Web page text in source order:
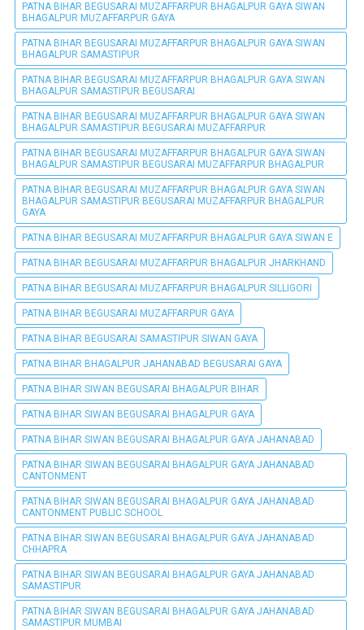
PATNA BIHAR BEGUSARAI MUZAFFARPUR BHAGALPUR GAYA SIWAN
BHAGALPUR MUZAFFARPUR GAYA
PATNA BIHAR BEGUSARAI MUZAFFARPUR BHAGALPUR GAYA SIWAN
BHAGALPUR SAMASTIPUR
PATNA BIHAR BEGUSARAI MUZAFFARPUR BHAGALPUR GAYA SIWAN
BHAGALPUR SAMASTIPUR BEGUSARAI
PATNA BIHAR BEGUSARAI MUZAFFARPUR BHAGALPUR GAYA SIWAN
BHAGALPUR SAMASTIPUR BEGUSARAI MUZAFFARPUR
PATNA BIHAR BEGUSARAI MUZAFFARPUR BHAGALPUR GAYA SIWAN
BHAGALPUR SAMASTIPUR BEGUSARAI MUZAFFARPUR BHAGALPUR
PATNA BIHAR BEGUSARAI MUZAFFARPUR BHAGALPUR GAYA SIWAN
BHAGALPUR SAMASTIPUR BEGUSARAI MUZAFFARPUR BHAGALPUR
GAYA
PATNA BIHAR BEGUSARAI MUZAFFARPUR BHAGALPUR GAYA SIWAN E
PATNA BIHAR BEGUSARAI MUZAFFARPUR BHAGALPUR JHARKHAND
PATNA BIHAR BEGUSARAI MUZAFFARPUR BHAGALPUR SILLIGORI
PATNA BIHAR BEGUSARAI MUZAFFARPUR GAYA
PATNA BIHAR BEGUSARAI SAMASTIPUR SIWAN GAYA
PATNA BIHAR BHAGALPUR JAHANABAD BEGUSARAI GAYA
PATNA BIHAR SIWAN BEGUSARAI BHAGALPUR BIHAR
PATNA BIHAR SIWAN BEGUSARAI BHAGALPUR GAYA
PATNA BIHAR SIWAN BEGUSARAI BHAGALPUR GAYA JAHANABAD
PATNA BIHAR SIWAN BEGUSARAI BHAGALPUR GAYA JAHANABAD
CANTONMENT
PATNA BIHAR SIWAN BEGUSARAI BHAGALPUR GAYA JAHANABAD
CANTONMENT PUBLIC SCHOOL
PATNA BIHAR SIWAN BEGUSARAI BHAGALPUR GAYA JAHANABAD
CHHAPRA
PATNA BIHAR SIWAN BEGUSARAI BHAGALPUR GAYA JAHANABAD
SAMASTIPUR
PATNA BIHAR SIWAN BEGUSARAI BHAGALPUR GAYA JAHANABAD
SAMASTIPUR MUMBAI